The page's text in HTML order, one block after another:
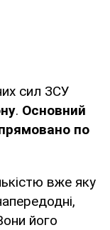
сил ЗСУ
. Основний
по
вже яку
його